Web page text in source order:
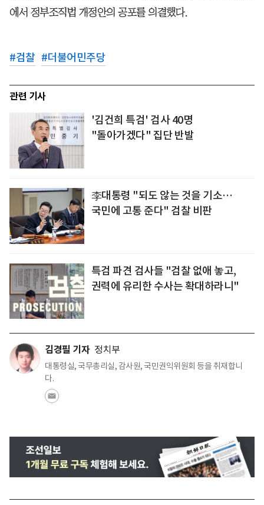
에서 정부조직법 개정안의 공포를 의결했다.
#검찰 #더불어민주당
관련 기사
'김건희 특검' 검사 40명
"돌아가겠다" 집단 반발
李대통령 "되도 않는 것을 기소…
국민에 고통 준다" 검찰 비판
특검 파견 검사들 "검찰 없애 놓고,
권력에 유리한 수사는 확대하라니"
김경필 기자 정치부
대통령실, 국무총리실, 감사원, 국민권익위원회 등을 취재합니
다.